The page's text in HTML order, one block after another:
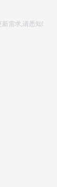
需求,请悉知!